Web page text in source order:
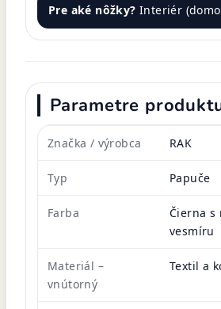
Pre aké nôžky? Interiér
Parametre
Značka / výrobca RAK
Typ Papuče
Farba
Čierna s
vesmíru
Materiál –
vnútorný
Textil a